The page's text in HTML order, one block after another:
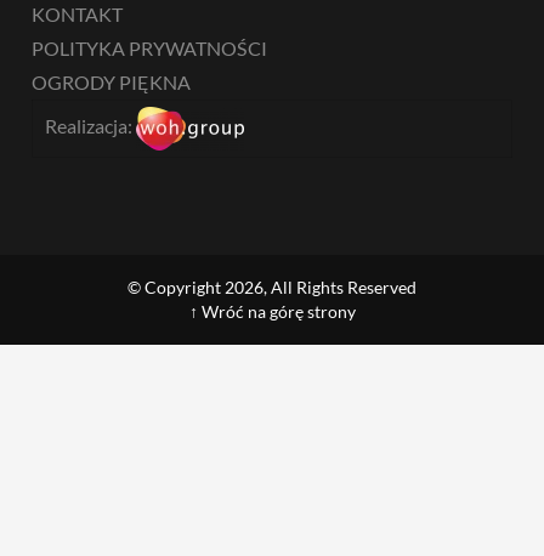
KONTAKT
POLITYKA PRYWATNOŚCI
OGRODY PIĘKNA
Realizacja:
© Copyright 2026, All Rights Reserved
↑ Wróć na górę strony